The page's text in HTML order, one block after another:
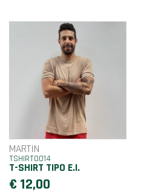
MARTIN
TSHIRT0014
T-SHIRT TIPO E.I.
€ 12,00